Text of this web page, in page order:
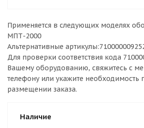
Применяется в следующих моделях
МПТ-2000
Альтернативные
Для проверки соответствия кода
Вашему оборудованию, свяжитесь с
телефону или укажите необходимость
размещении заказа.
Наличие